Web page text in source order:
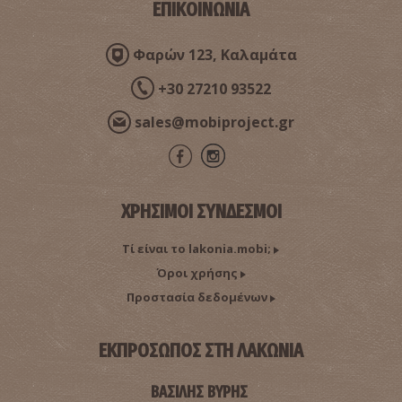
Ελαφόνησος
ΝΗΣΙΑ ~6.6Km
Παραλία Πούντα
~7.5Km
ΕΠΙΚΟΙΝΩΝΙΑ
Φαρών 123, Καλαμάτα
+30 27210 93522
sales@mobiproject.gr
ΧΡΗΣΙΜΟΙ ΣΥΝΔΕΣΜΟΙ
Τί είναι το lakonia.mobi;
Όροι χρήσης
Προστασία δεδομένων
ΕΚΠΡΟΣΩΠΟΣ ΣΤΗ ΛΑΚΩΝΙΑ
ΒΑΣΙΛΗΣ ΒΥΡΗΣ